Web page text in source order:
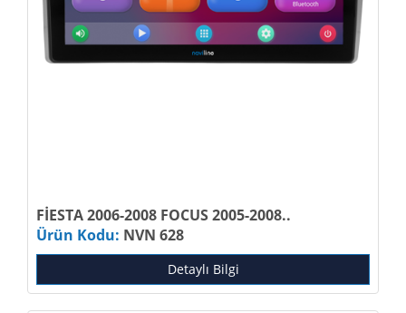
FİESTA 2006-2008 FOCUS 2005-2008..
Ürün Kodu: NVN 628
Detaylı Bilgi